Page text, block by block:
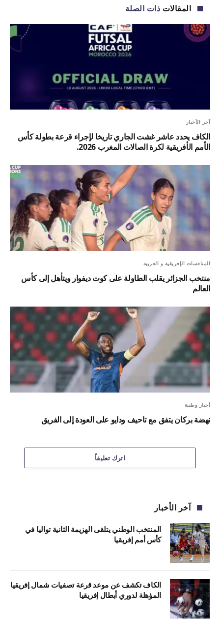
المقالات ذات الصلة
آخر الأخبار
الكاف يحدد عاشر غشت الجاري تاريخا لإجراء قرعة بطولة كأس
الأمم الأفريقية لكرة الصالات المغرب 2026.
المنافسات الإفريقية و العربية
منتخب الجزائر يقلب الطاولة على كوت ديفوار ويتأهل إلى كأس
العالم
أخبار وطنية
نهضة بركان يتفق مع تاحيف ودايو على العودة إلى الفريق
اترك تعليقاً
آخر الأخبار
المنتخب الوطني يتلقى الهزيمة الثانية تواليا في
كأس أمم إفريقيا
الكاف تكشف عن موعد قرعة تصفيات شمال إفريقيا
المؤهلة لدوري أبطال إفريقيا